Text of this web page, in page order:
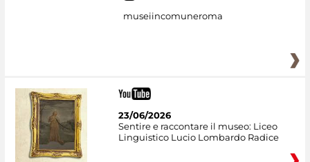
museiincomuneroma
23/06/2026
Sentire e raccontare il museo: Liceo
Linguistico Lucio Lombardo Radice